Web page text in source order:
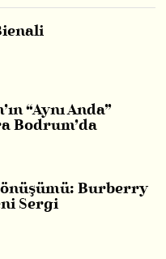
“Aynı Anda”
Bodrum’da
Burberry
Sergi